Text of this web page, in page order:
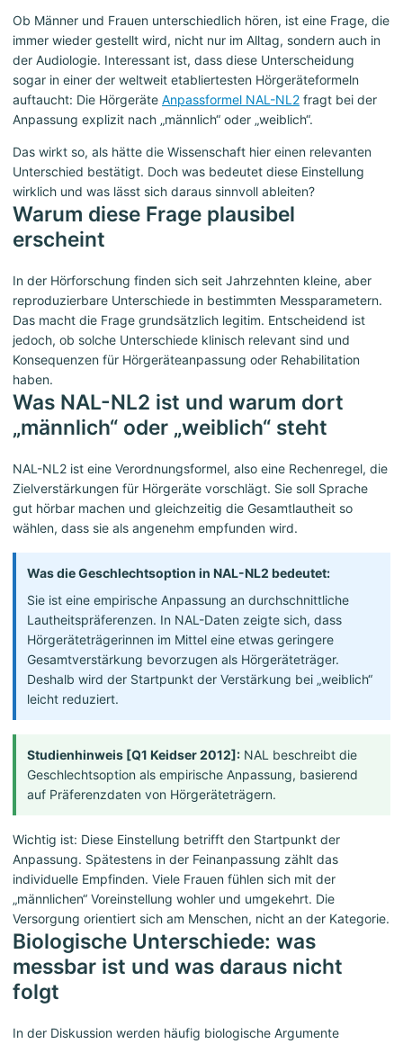
Ob Männer und Frauen unterschiedlich hören, ist eine Frage, die
immer wieder gestellt wird, nicht nur im Alltag, sondern auch in
der Audiologie. Interessant ist, dass diese Unterscheidung
sogar in einer der weltweit etabliertesten Hörgeräteformeln
auftaucht: Die Hörgeräte Anpassformel NAL-NL2 fragt bei der
Anpassung explizit nach „männlich“ oder „weiblich“.
Das wirkt so, als hätte die Wissenschaft hier einen relevanten
Unterschied bestätigt. Doch was bedeutet diese Einstellung
wirklich und was lässt sich daraus sinnvoll ableiten?
Warum diese Frage plausibel
erscheint
In der Hörforschung finden sich seit Jahrzehnten kleine, aber
reproduzierbare Unterschiede in bestimmten Messparametern.
Das macht die Frage grundsätzlich legitim. Entscheidend ist
jedoch, ob solche Unterschiede klinisch relevant sind und
Konsequenzen für Hörgeräteanpassung oder Rehabilitation
haben.
Was NAL-NL2 ist und warum dort
„männlich“ oder „weiblich“ steht
NAL-NL2 ist eine Verordnungsformel, also eine Rechenregel, die
Zielverstärkungen für Hörgeräte vorschlägt. Sie soll Sprache
gut hörbar machen und gleichzeitig die Gesamtlautheit so
wählen, dass sie als angenehm empfunden wird.
Was die Geschlechtsoption in NAL-NL2 bedeutet:
Sie ist eine empirische Anpassung an durchschnittliche
Lautheitspräferenzen. In NAL-Daten zeigte sich, dass
Hörgeräteträgerinnen im Mittel eine etwas geringere
Gesamtverstärkung bevorzugen als Hörgeräteträger.
Deshalb wird der Startpunkt der Verstärkung bei „weiblich“
leicht reduziert.
Studienhinweis [Q1 Keidser 2012]: NAL beschreibt die
Geschlechtsoption als empirische Anpassung, basierend
auf Präferenzdaten von Hörgeräteträgern.
Wichtig ist: Diese Einstellung betrifft den Startpunkt der
Anpassung. Spätestens in der Feinanpassung zählt das
individuelle Empfinden. Viele Frauen fühlen sich mit der
„männlichen“ Voreinstellung wohler und umgekehrt. Die
Versorgung orientiert sich am Menschen, nicht an der Kategorie.
Biologische Unterschiede: was
messbar ist und was daraus nicht
folgt
In der Diskussion werden häufig biologische Argumente